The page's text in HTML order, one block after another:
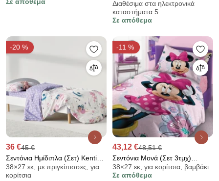
Σε απόθεμα
Διαθέσιμα στα ηλεκτρονικά
καταστήματα 5
Σε απόθεμα
-20 %
36 €45 €
Σεντόνια Ημίδιπλα (Σετ) Kentia
Versus Sirin
38×27 εκ, με πριγκίπισσες, για
κορίτσια
-11 %
43,12 €48,51 €
Σεντόνια Μονά (Σετ 3τμχ)
Dimcol Minnie 853
38×27 εκ, για κορίτσια, βαμβάκι
Σε απόθεμα